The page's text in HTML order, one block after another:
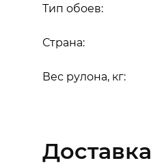
Вес рулона, кг:
Страна:
Тип обоев:
Доставка